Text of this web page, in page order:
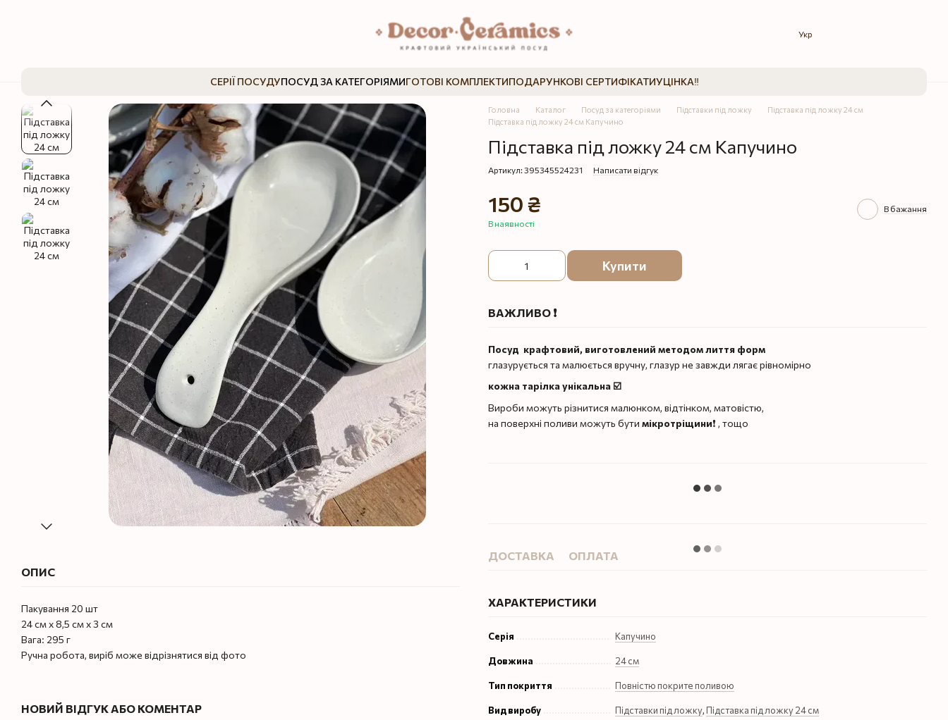
Укр
СЕРІЇ ПОСУДУПОСУД ЗА КАТЕГОРІЯМИГОТОВІ КОМПЛЕКТИПОДАРУНКОВІ СЕРТИФІКАТИУЦІНКА‼️
ОПИС
Пакування 20 шт
24 см х 8,5 см х 3 см
Вага: 295 г
Ручна робота, виріб може відрізнятися від фото
НОВИЙ ВІДГУК АБО КОМЕНТАР
Головна Каталог Посуд за категоріями Підставки під ложку
Підставка під ложку 24 см
Підставка під ложку 24 см Капучино
Підставка під ложку 24 см Капучино
Артикул: 395345524231 Написати відгук
150 ₴
В наявності
В бажання
Купити
ВАЖЛИВО ❗️
Посуд крафтовий, виготовлений методом лиття форм
глазурується та малюється вручну, глазур не завжди лягає рівномірно
кожна тарілка унікальна ☑️
Вироби можуть різнитися малюнком, відтінком, матовістю,
на поверхні поливи можуть бути мікротріщини❗️ , тощо
ДОСТАВКА ОПЛАТА
ХАРАКТЕРИСТИКИ
Серія Капучино
Довжина 24 см
Тип покриття Повністю покрите поливою
Вид виробу Підставки під ложку,Підставка під ложку 24 см